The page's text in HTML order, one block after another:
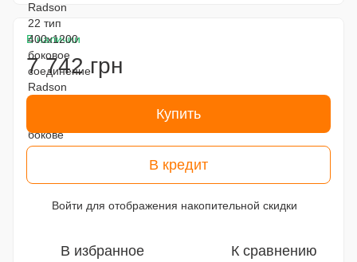
В наличии
7 742 грн
Купить
В кредит
Войти для отображения накопительной скидки
В избранное К сравнению